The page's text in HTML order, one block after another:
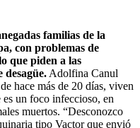
familias de la
con problemas de
que piden a las
desagüe. Adolfina Canul
hace más de 20 días, viven
un foco infeccioso, en
muertos. “Desconozco
tipo Vactor que envió